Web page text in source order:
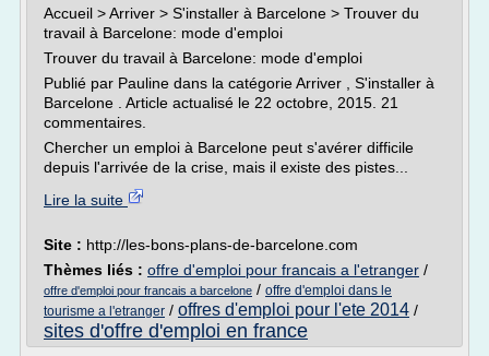
Accueil > Arriver > S'installer à Barcelone > Trouver du
travail à Barcelone: mode d'emploi
Trouver du travail à Barcelone: mode d'emploi
Publié par Pauline dans la catégorie Arriver , S'installer à
Barcelone . Article actualisé le 22 octobre, 2015. 21
commentaires.
Chercher un emploi à Barcelone peut s'avérer difficile
depuis l'arrivée de la crise, mais il existe des pistes...
Lire la suite
Site : http://les-bons-plans-de-barcelone.com
Thèmes liés : offre d'emploi pour francais a l'etranger /
offre d'emploi pour francais a barcelone / offre d'emploi dans le
tourisme a l'etranger / offres d'emploi pour l'ete 2014 /
sites d'offre d'emploi en france